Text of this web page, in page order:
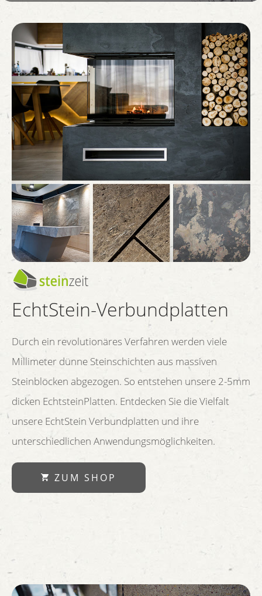
EchtStein-Verbundplatten
Durch ein revolutionäres Verfahren werden viele
Millimeter dünne Steinschichten aus massiven
Steinblöcken abgezogen. So entstehen unsere 2-5mm
dicken EchtsteinPlatten. Entdecken Sie die Vielfalt
unsere EchtStein Verbundplatten und ihre
unterschiedlichen Anwendungsmöglichkeiten.
ZUM SHOP